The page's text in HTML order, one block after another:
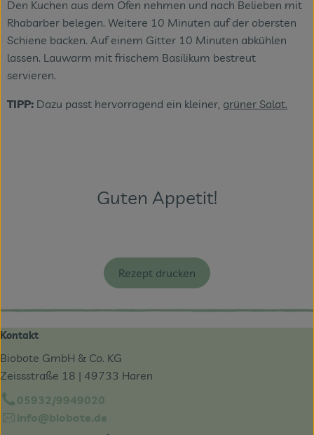
Den Kuchen aus dem Ofen nehmen und nach Belieben mit
Rhabarber belegen. Weitere 10 Minuten auf der obersten
Schiene backen. Auf einem Gitter 10 Minuten abkühlen
lassen. Lauwarm mit frischem Basilikum bestreut
servieren.
TIPP: Dazu passt hervorragend ein kleiner, grüner Salat.
Guten Appetit!
Rezept drucken
Kontakt
Biobote GmbH & Co. KG
Zeissstraße 18 | 49733 Haren
05932/9949020
info@biobote.de